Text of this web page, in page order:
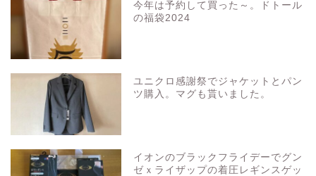
今年は予約して買った～。ドトール
の福袋2024
ユニクロ感謝祭でジャケットとパン
ツ購入。マグも貰いました。
イオンのブラックフライデーでグン
ゼｘライザップの着圧レギンスゲッ